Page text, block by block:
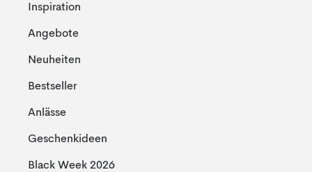
Inspiration
Angebote
Neuheiten
Bestseller
Anlässe
Geschenkideen
Black Week 2026